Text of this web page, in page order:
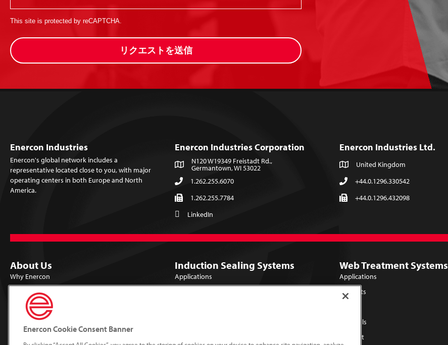
This site is protected by reCAPTCHA.
リクエストを送信
Enercon Industries
Enercon's global network includes a
representative located close to you, with major
operating centers in both Europe and North
America.
Enercon Industries Corporation
N120 W19349 Freistadt Rd.,
Germantown, WI 53022
1.262.255.6070
1.262.255.7784
LinkedIn
Enercon Industries Ltd.
United Kingdom
+44.0.1296.330542
+44.0.1296.432098
About Us
Why Enercon
Locations
Careers
Mission & Vision
Induction Sealing Systems
Applications
Web Treatment Systems
Applications
Products
Lab Trials
Support
Enercon Cookie Consent Banner